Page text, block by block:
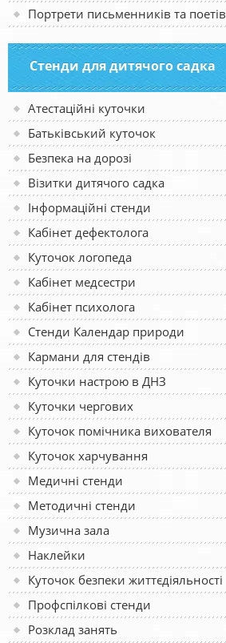
Портрети письменників та поетів
Стенди для дитячого садка
Атестаційні куточки
Батьківський куточок
Безпека на дорозі
Візитки дитячого садка
Інформаційні стенди
Кабінет дефектолога
Куточок логопеда
Кабінет медсестри
Кабінет психолога
Стенди Календар природи
Кармани для стендів
Куточки настрою в ДНЗ
Куточки чергових
Куточок помічника вихователя
Куточок харчування
Медичні стенди
Методичні стенди
Музична зала
Наклейки
Куточок безпеки життєдіяльності
Профспілкові стенди
Розклад занять